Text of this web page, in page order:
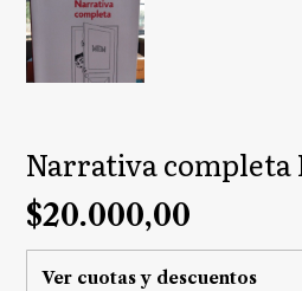
Narrativa completa
$20.000,00
Ver cuotas y descuentos